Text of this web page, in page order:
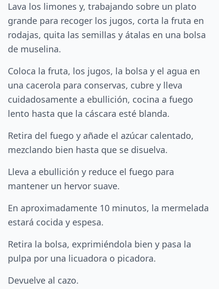
Lava los limones y, trabajando sobre un plato
grande para recoger los jugos, corta la fruta en
rodajas, quita las semillas y átalas en una bolsa
de muselina.
Coloca la fruta, los jugos, la bolsa y el agua en
una cacerola para conservas, cubre y lleva
cuidadosamente a ebullición, cocina a fuego
lento hasta que la cáscara esté blanda.
Retira del fuego y añade el azúcar calentado,
mezclando bien hasta que se disuelva.
Lleva a ebullición y reduce el fuego para
mantener un hervor suave.
En aproximadamente 10 minutos, la mermelada
estará cocida y espesa.
Retira la bolsa, exprimiéndola bien y pasa la
pulpa por una licuadora o picadora.
Devuelve al cazo.